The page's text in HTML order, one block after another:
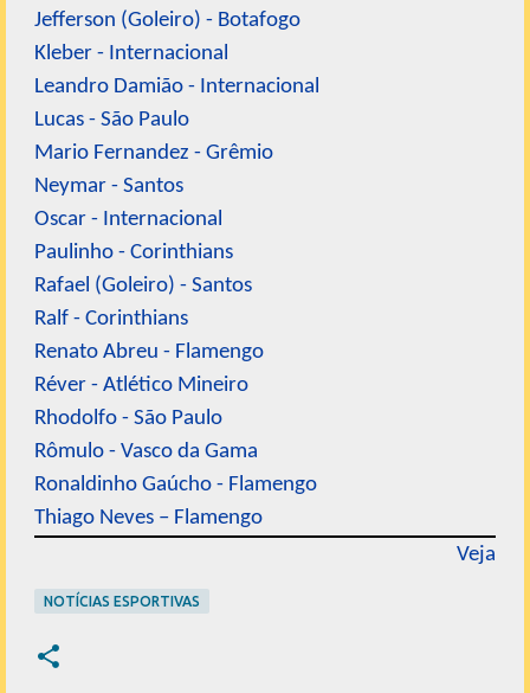
Jefferson (Goleiro) - Botafogo
Kleber - Internacional
Leandro Damião - Internacional
Lucas - São Paulo
Mario Fernandez - Grêmio
Neymar - Santos
Oscar - Internacional
Paulinho - Corinthians
Rafael (Goleiro) - Santos
Ralf - Corinthians
Renato Abreu - Flamengo
Réver - Atlético Mineiro
Rhodolfo - São Paulo
Rômulo - Vasco da Gama
Ronaldinho Gaúcho - Flamengo
Thiago Neves – Flamengo
Veja
NOTÍCIAS ESPORTIVAS